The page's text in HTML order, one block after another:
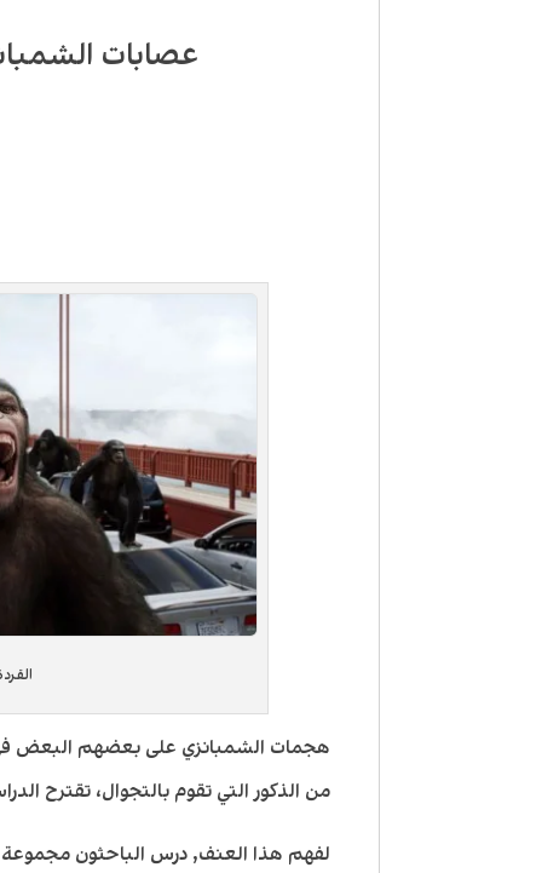
عصابات
هجمات الشمبانزي على بعضهم البعض
من الذكور التي تقوم بالتجوال، تقترح
لفهم هذا العنف, درس الباحثون